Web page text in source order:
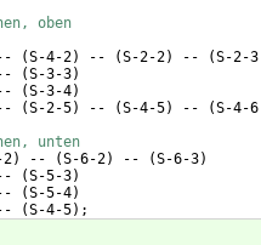
oben
(S-4-2) -- (S-2-2) -- (S-2-3
(S-3-3)
(S-3-4)
(S-2-5) -- (S-4-5) -- (S-4-6
unten
2) -- (S-6-2) -- (S-6-3)
(S-5-3)
(S-5-4)
(S-4-5) ;